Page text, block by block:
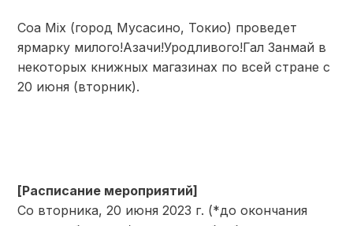
Coa Mix (город Мусасино, Токио) проведет
ярмарку милого!Азачи!Уродливого!Гал Занмай в
некоторых книжных магазинах по всей стране с
20 июня (вторник).
[Расписание мероприятий]
Со вторника, 20 июня 2023 г. (*до окончания